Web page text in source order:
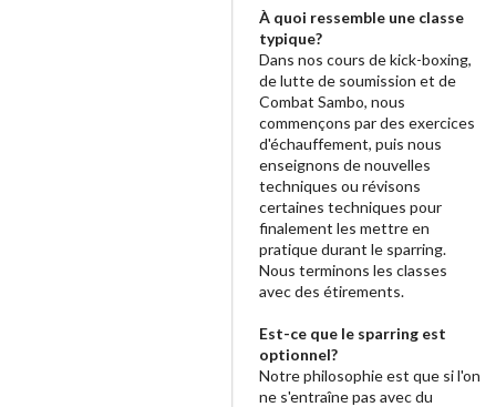
À quoi ressemble une classe
typique?
Dans nos cours de kick-boxing,
de lutte de soumission et de
Combat Sambo, nous
commençons par des exercices
d'échauffement, puis nous
enseignons de nouvelles
techniques ou révisons
certaines techniques pour
finalement les mettre en
pratique durant le sparring.
Nous terminons les classes
avec des étirements.
Est-ce que le sparring est
optionnel?
Notre philosophie est que si l'on
ne s'entraîne pas avec du